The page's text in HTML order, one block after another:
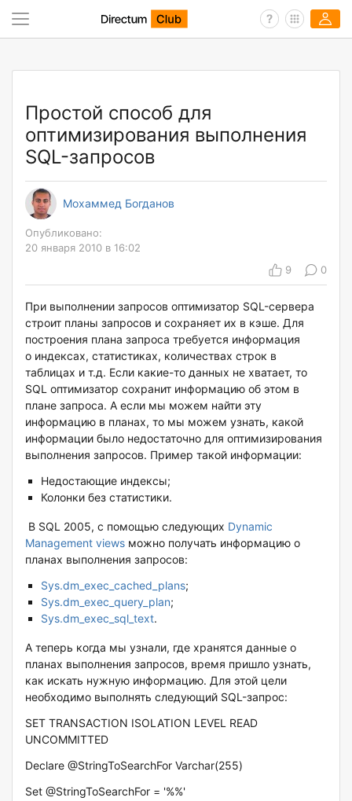
Простой способ для
оптимизирования выполнения
SQL-запросов
Мохаммед Богданов
Опубликовано:
20 января 2010 в 16:02
9
0
При выполнении запросов оптимизатор SQL-сервера
строит планы запросов и сохраняет их в кэше. Для
построения плана запроса требуется информация
о индексах, статистиках, количествах строк в
таблицах и т.д. Если какие-то данных не хватает, то
SQL оптимизатор сохранит информацию об этом в
плане запроса. А если мы можем найти эту
информацию в планах, то мы можем узнать, какой
информации было недостаточно для оптимизирования
выполнения запросов. Пример такой информации:
Недостающие индексы;
Колонки без статистики.
В SQL 2005, с помощью следующих Dynamic
Management views можно получать информацию о
планах выполнения запросов:
Sys.dm_exec_cached_plans;
Sys.dm_exec_query_plan;
Sys.dm_exec_sql_text.
А теперь когда мы узнали, где хранятся данные о
планах выполнения запросов, время пришло узнать,
как искать нужную информацию. Для этой цели
необходимо выполнять следующий SQL-запрос:
SET TRANSACTION ISOLATION LEVEL READ
UNCOMMITTED
Declare @StringToSearchFor Varchar(255)
Set @StringToSearchFor = '%%'